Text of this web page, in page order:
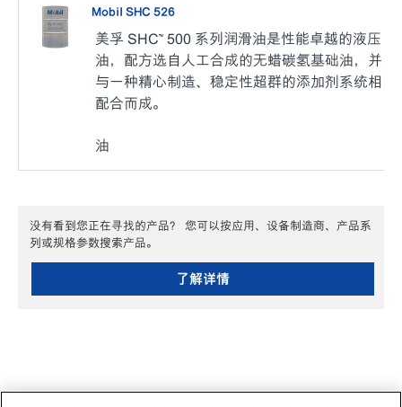
Mobil SHC 526
美孚 SHC™ 500 系列润滑油是性能卓越的液压
油，配方选自人工合成的无蜡碳氢基础油，并
与一种精心制造、稳定性超群的添加剂系统相
配合而成。
油
没有看到您正在寻找的产品？ 您可以按应用、设备制造商、产品系
列或规格参数搜索产品。
了解详情